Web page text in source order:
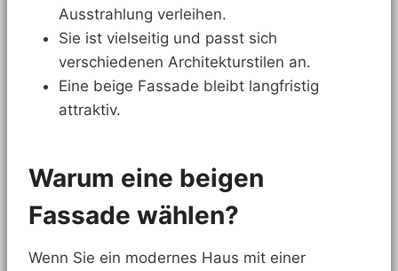
Ausstrahlung verleihen.
Sie ist vielseitig und passt sich
verschiedenen Architekturstilen an.
Eine beige Fassade bleibt langfristig
attraktiv.
Warum eine beigen
Fassade wählen?
Wenn Sie ein modernes Haus mit einer